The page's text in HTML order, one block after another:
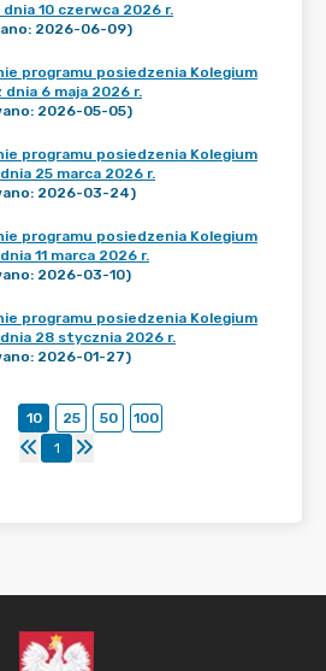
dnia 10 czerwca 2026 r.
2026-06-09)
programu posiedzenia Kolegium
dnia 6 maja 2026 r.
2026-05-05)
programu posiedzenia Kolegium
25 marca 2026 r.
2026-03-24)
programu posiedzenia Kolegium
11 marca 2026 r.
2026-03-10)
programu posiedzenia Kolegium
28 stycznia 2026 r.
2026-01-27)
10 25 50
100
1